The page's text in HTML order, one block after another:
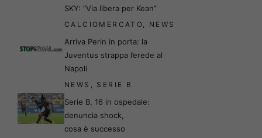
SKY: “Via libera per Kean”
CALCIOMERCATO NEWS
Arriva Perin in porta: la
Juventus strappa l’erede al
Napoli
NEWS SERIE B
Serie B, 16 in ospedale:
denuncia shock,
cosa è successo